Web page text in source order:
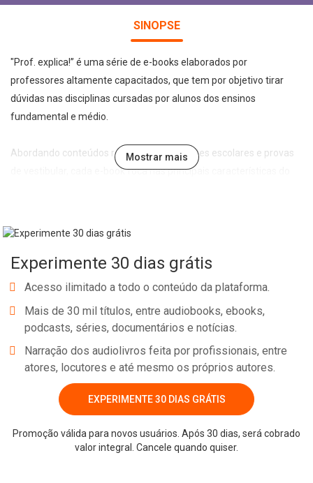
SINOPSE
"Prof. explica!” é uma série de e-books elaborados por
professores altamente capacitados, que tem por objetivo tirar
dúvidas nas disciplinas cursadas por alunos dos ensinos
fundamental e médio.
Abordando conteúdos recorrentes em testes escolares e provas
de vestibular, cada e-book foca nas principais características do
continuamos o estudo sobre a compreensão de textos em inglês,
Mostrar mais
Experimente 30 dias grátis
Acesso ilimitado a todo o conteúdo da plataforma.
Mais de 30 mil títulos, entre audiobooks, ebooks,
podcasts, séries, documentários e notícias.
Narração dos audiolivros feita por profissionais, entre
atores, locutores e até mesmo os próprios autores.
EXPERIMENTE 30 DIAS GRÁTIS
Promoção válida para novos usuários. Após 30 dias, será cobrado
valor integral. Cancele quando quiser.
Whatsapp Facebook Twitter